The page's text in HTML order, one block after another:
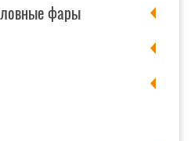
фары